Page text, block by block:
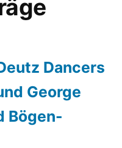
Dancers
George
Bögen-